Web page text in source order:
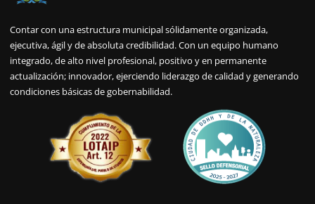
Contar con una estructura municipal sólidamente organizada,
ejecutiva, ágil y de absoluta credibilidad. Con un equipo humano
integrado, de alto nivel profesional, positivo y en permanente
actualización; innovador, ejerciendo liderazgo de calidad y generando
condiciones básicas de gobernabilidad.